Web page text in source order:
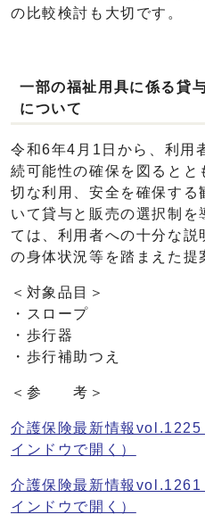
の比較検討も大切です。
一部の福祉用具に係る貸
について
令和6年4月1日から、利用
続可能性の確保を図るとと
切な利用、安全を確保する
いて貸与と販売の選択制を
ては、利用者への十分な
の身体状況等を踏まえた提
＜対象品目＞
・スロープ
・歩行器
・歩行補助つえ
＜参 考＞
介護保険最新情報vol.1225
インドウで開く）
介護保険最新情報vol.1261
インドウで開く）